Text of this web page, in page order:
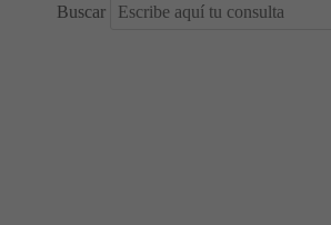
Buscar